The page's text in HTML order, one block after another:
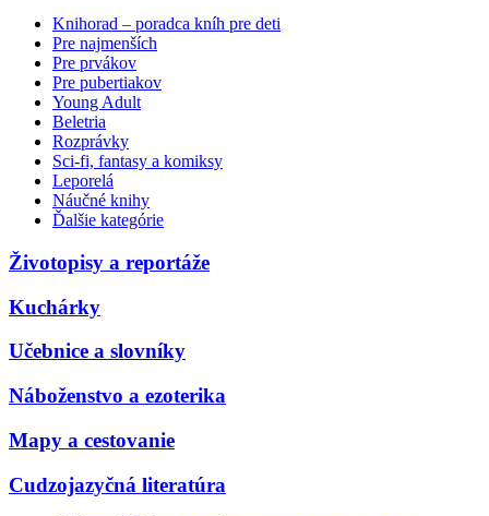
Knihorad – poradca kníh pre deti
Pre najmenších
Pre prvákov
Pre pubertiakov
Young Adult
Beletria
Rozprávky
Sci-fi, fantasy a komiksy
Leporelá
Náučné knihy
Ďalšie kategórie
Životopisy a reportáže
Kuchárky
Učebnice a slovníky
Náboženstvo a ezoterika
Mapy a cestovanie
Cudzojazyčná literatúra